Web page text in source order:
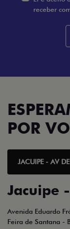
receber
POR
JACUIPE - AV
Jacuipe
Avenida Eduardo
Feira de Santana -